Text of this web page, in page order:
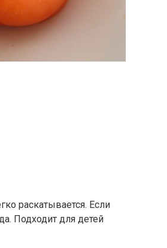
раскатывается. Если
Подходит для детей